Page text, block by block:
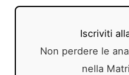
Iscriviti
Non perdere le
nella